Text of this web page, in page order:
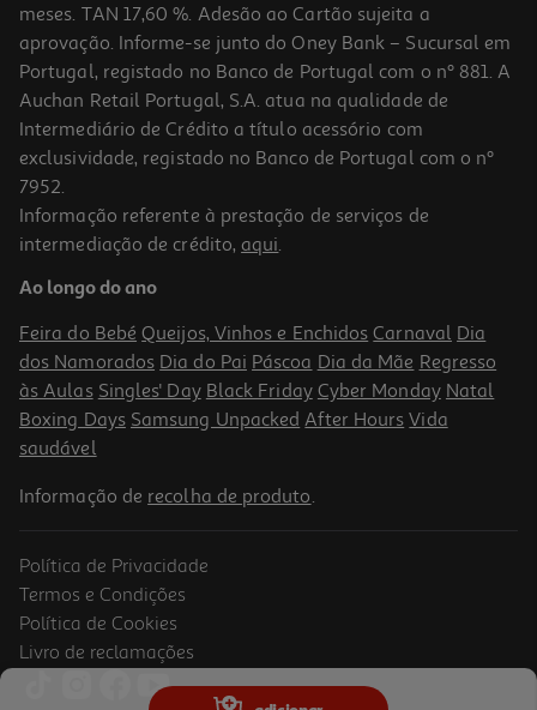
Tempero Knorr 1-2-3 Strogonoff 33g
48.18 €/Kg
1,59 €
meses. TAN 17,60 %. Adesão ao Cartão sujeita a
aprovação. Informe-se junto do Oney Bank – Sucursal em
Portugal, registado no Banco de Portugal com o nº 881. A
Auchan Retail Portugal, S.A. atua na qualidade de
Intermediário de Crédito a título acessório com
exclusividade, registado no Banco de Portugal com o nº
7952.
Informação referente à prestação de serviços de
intermediação de crédito, aqui.
Ao longo do ano
Feira do Bebé Queijos, Vinhos e Enchidos Carnaval Dia
dos Namorados Dia do Pai Páscoa Dia da Mãe Regresso
às Aulas Singles' Day Black Friday Cyber Monday Natal
Boxing Days Samsung Unpacked After Hours Vida
saudável
Informação de recolha de produto.
Política de Privacidade
Termos e Condições
Política de Cookies
Livro de reclamações